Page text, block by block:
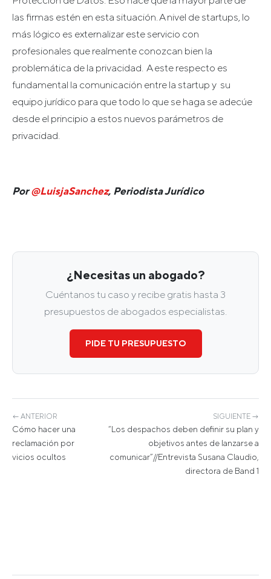
las firmas estén en esta situación. A nivel de startups, lo
más lógico es externalizar este servicio con
profesionales que realmente conozcan bien la
problemática de la privacidad. A este respecto es
fundamental la comunicación entre la startup y su
equipo jurídico para que todo lo que se haga se adecúe
desde el principio a estos nuevos parámetros de
privacidad.
Por@LuisjaSanchez, Periodista Jurídico
¿Necesitas un abogado?
Cuéntanos tu caso y recibe gratis hasta 3
presupuestos de abogados especialistas.
PIDE TU PRESUPUESTO
← ANTERIOR
Cómo hacer una
reclamación por
vicios ocultos
SIGUIENTE →
“Los despachos deben definir su plan y
objetivos antes de lanzarse a
comunicar”//Entrevista Susana Claudio,
directora de Band 1